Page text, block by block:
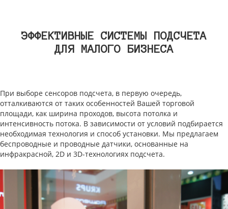
ЭФФЕКТИВНЫЕ СИСТЕМЫ ПОДСЧЕТА
ДЛЯ МАЛОГО БИЗНЕСА
При выборе сенсоров подсчета, в первую очередь,
отталкиваются от таких особенностей Вашей торговой
площади, как ширина проходов, высота потолка и
интенсивность потока. В зависимости от условий подбирается
необходимая технология и способ установки. Мы предлагаем
беспроводные и проводные датчики, основанные на
инфракрасной, 2D и 3D-технологиях подсчета.